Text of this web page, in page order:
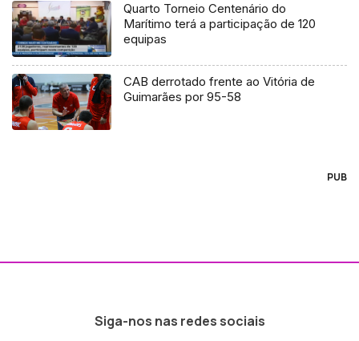
Quarto Torneio Centenário do
Marítimo terá a participação de 120
equipas
CAB derrotado frente ao Vitória de
Guimarães por 95-58
PUB
Siga-nos nas redes sociais